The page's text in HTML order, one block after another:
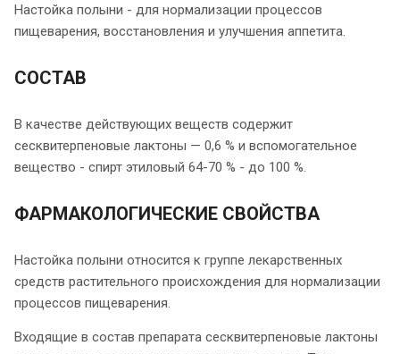
Настойка полыни - для нормализации процессов
пищеварения, восстановления и улучшения аппетита.
СОСТАВ
В качестве действующих веществ содержит
сесквитерпеновые лактоны — 0,6 % и вспомогательное
вещество - спирт этиловый 64-70 % - до 100 %.
ФАРМАКОЛОГИЧЕСКИЕ СВОЙСТВА
Настойка полыни относится к группе лекарственных
средств растительного происхождения для нормализации
процессов пищеварения.
Входящие в состав препарата сесквитерпеновые лактоны